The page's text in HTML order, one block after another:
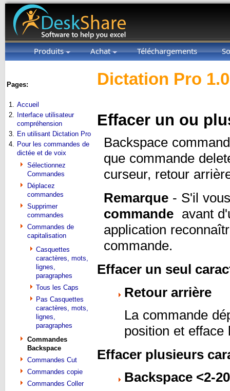
Produits Achat Téléchargements
Pages:
1. Accueil
2.
Interface utilisateur
compréhension
3. En utilisant Dictation Pro
4. Pour les commandes de
dictée et de voix
Sélectionnez
Commandes
Déplacez
commandes
Supprimer
commandes
Commandes de
capitalisation
Casquettes
caractères, mots,
lignes,
paragraphes
Tous les Caps
Pas Casquettes
caractères, mots,
lignes,
paragraphes
Commandes
Backspace
Commandes Cut
Commandes copie
Commandes Coller
Dictation Pro
Effacer un ou
Backspace
que commande
curseur, retour
Remarque - S'il
commande avant
application
commande.
Effacer un seul
Retour arrière
La commande
position et efface
Effacer plusieurs
Backspace <2-